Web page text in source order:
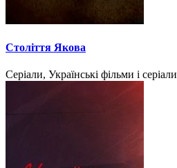
Століття Якова
Серіали, Українські фільми і серіали